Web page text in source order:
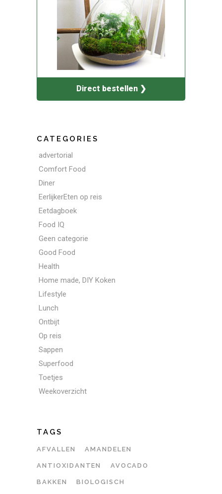
Direct bestellen ❯
CATEGORIES
advertorial
Comfort Food
Diner
EerlijkerEten op reis
Eetdagboek
Food IQ
Geen categorie
Good Food
Health
Home made, DIY Koken
Lifestyle
Lunch
Ontbijt
Op reis
Sappen
Superfood
Toetjes
Weekoverzicht
TAGS
AFVALLEN AMANDELEN
ANTIOXIDANTEN AVOCADO
BAKKEN BIOLOGISCH